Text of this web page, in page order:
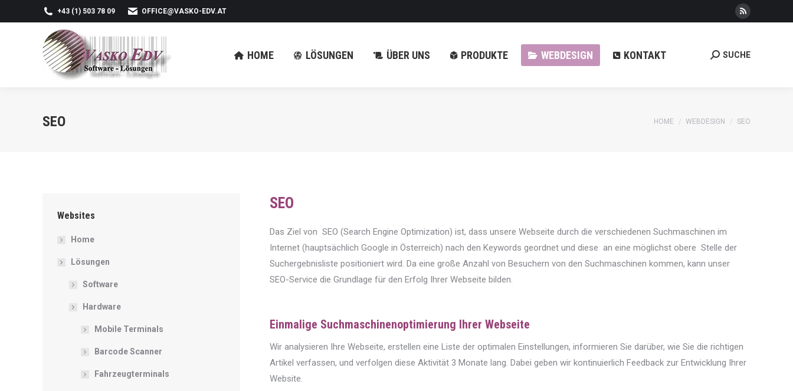
+43 (1) 503 78 09 OFFICE@VASKO-EDV.AT
Rss
HOME LÖSUNGEN ÜBER UNS PRODUKTE WEBDESIGN KONTAKT Search:
SUCHE
SEO You are here:
HOME WEBDESIGN SEO
SEO
Das Ziel von SEO (Search Engine Optimization) ist, dass unsere Webseite durch die verschiedenen Suchmaschinen im
Internet (hauptsächlich Google in Österreich) nach den Keywords geordnet und diese an eine möglichst obere Stelle der
Suchergebnisliste positioniert wird. Da eine große Anzahl von Besuchern von den Suchmaschinen kommen, kann unser
SEO-Service die Grundlage für den Erfolg Ihrer Webseite bilden.
Einmalige Suchmaschinenoptimierung Ihrer Webseite
Wir analysieren Ihre Webseite, erstellen eine Liste der optimalen Einstellungen, informieren Sie darüber, wie Sie die richtigen
Artikel verfassen, und verfolgen diese Aktivität 3 Monate lang. Dabei geben wir kontinuierlich Feedback zur Entwicklung Ihrer
Website.
Websites
Home
Lösungen
Software
Hardware
Mobile Terminals
Barcode Scanner
Fahrzeugterminals
HOME LÖSUNGEN ÜBER UNS PRODUKTE WEBDESIGN KONTAKT Search:
SUCHE